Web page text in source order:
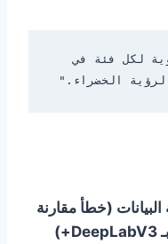
"أعطني بيانات النسبة المئوية لكل فئة في
الخضراء."
البيانات (خطأ مقارنة
بـ DeepLabV3+)